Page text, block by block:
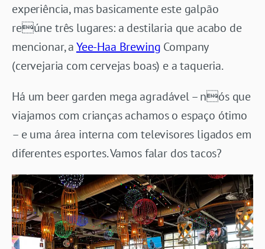
experiência, mas basicamente este galpão
reúne três lugares: a destilaria que acabo de
mencionar, aYee-Haa Brewing Company
(cervejaria com cervejas boas) e a taqueria.
Há um beer garden mega agradável – nós que
viajamos com crianças achamos o espaço ótimo
– e uma área interna com televisores ligados em
diferentes esportes. Vamos falar dos tacos?